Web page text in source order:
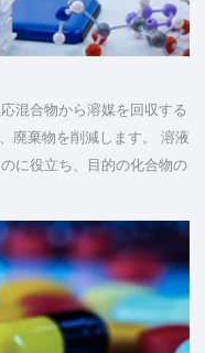
混合物から溶媒を回収する
廃棄物を削減します。 溶液
に役立ち、目的の化合物の